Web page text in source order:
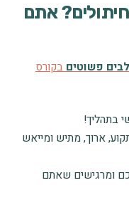
אתם
בקורס
בתהליך!
ארוך, מתיש ומייאש
ומרגישים שאתם